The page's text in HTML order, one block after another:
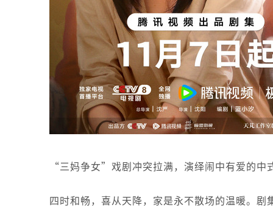
‍“三妈争女”戏剧冲突拉满，演绎闹中有爱的中
四时和畅，喜从天降，家是永不散场的温暖。